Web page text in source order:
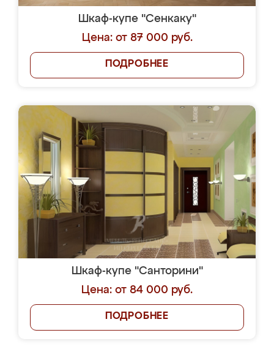
Шкаф-купе "Сенкаку"
Цена: от 87 000 руб.
ПОДРОБНЕЕ
Шкаф-купе "Санторини"
Цена: от 84 000 руб.
ПОДРОБНЕЕ